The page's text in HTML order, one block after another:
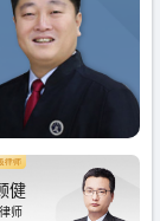
健
律师